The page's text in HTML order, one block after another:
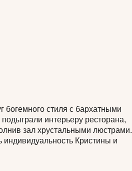
богемного стиля с бархатными
интерьеру ресторана,
зал хрустальными люстрами.
индивидуальность Кристины и